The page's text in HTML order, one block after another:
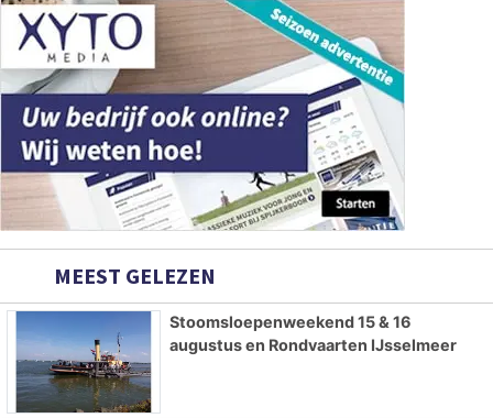
MEEST GELEZEN
Stoomsloepenweekend 15 & 16
augustus en Rondvaarten IJsselmeer